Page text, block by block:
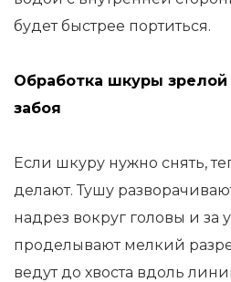
будет быстрее портиться.
Обработка шкуры зрелой
забоя
Если шкуру нужно снять,
делают. Тушу
надрез вокруг головы и
проделывают мелкий
ведут до хвоста вдоль